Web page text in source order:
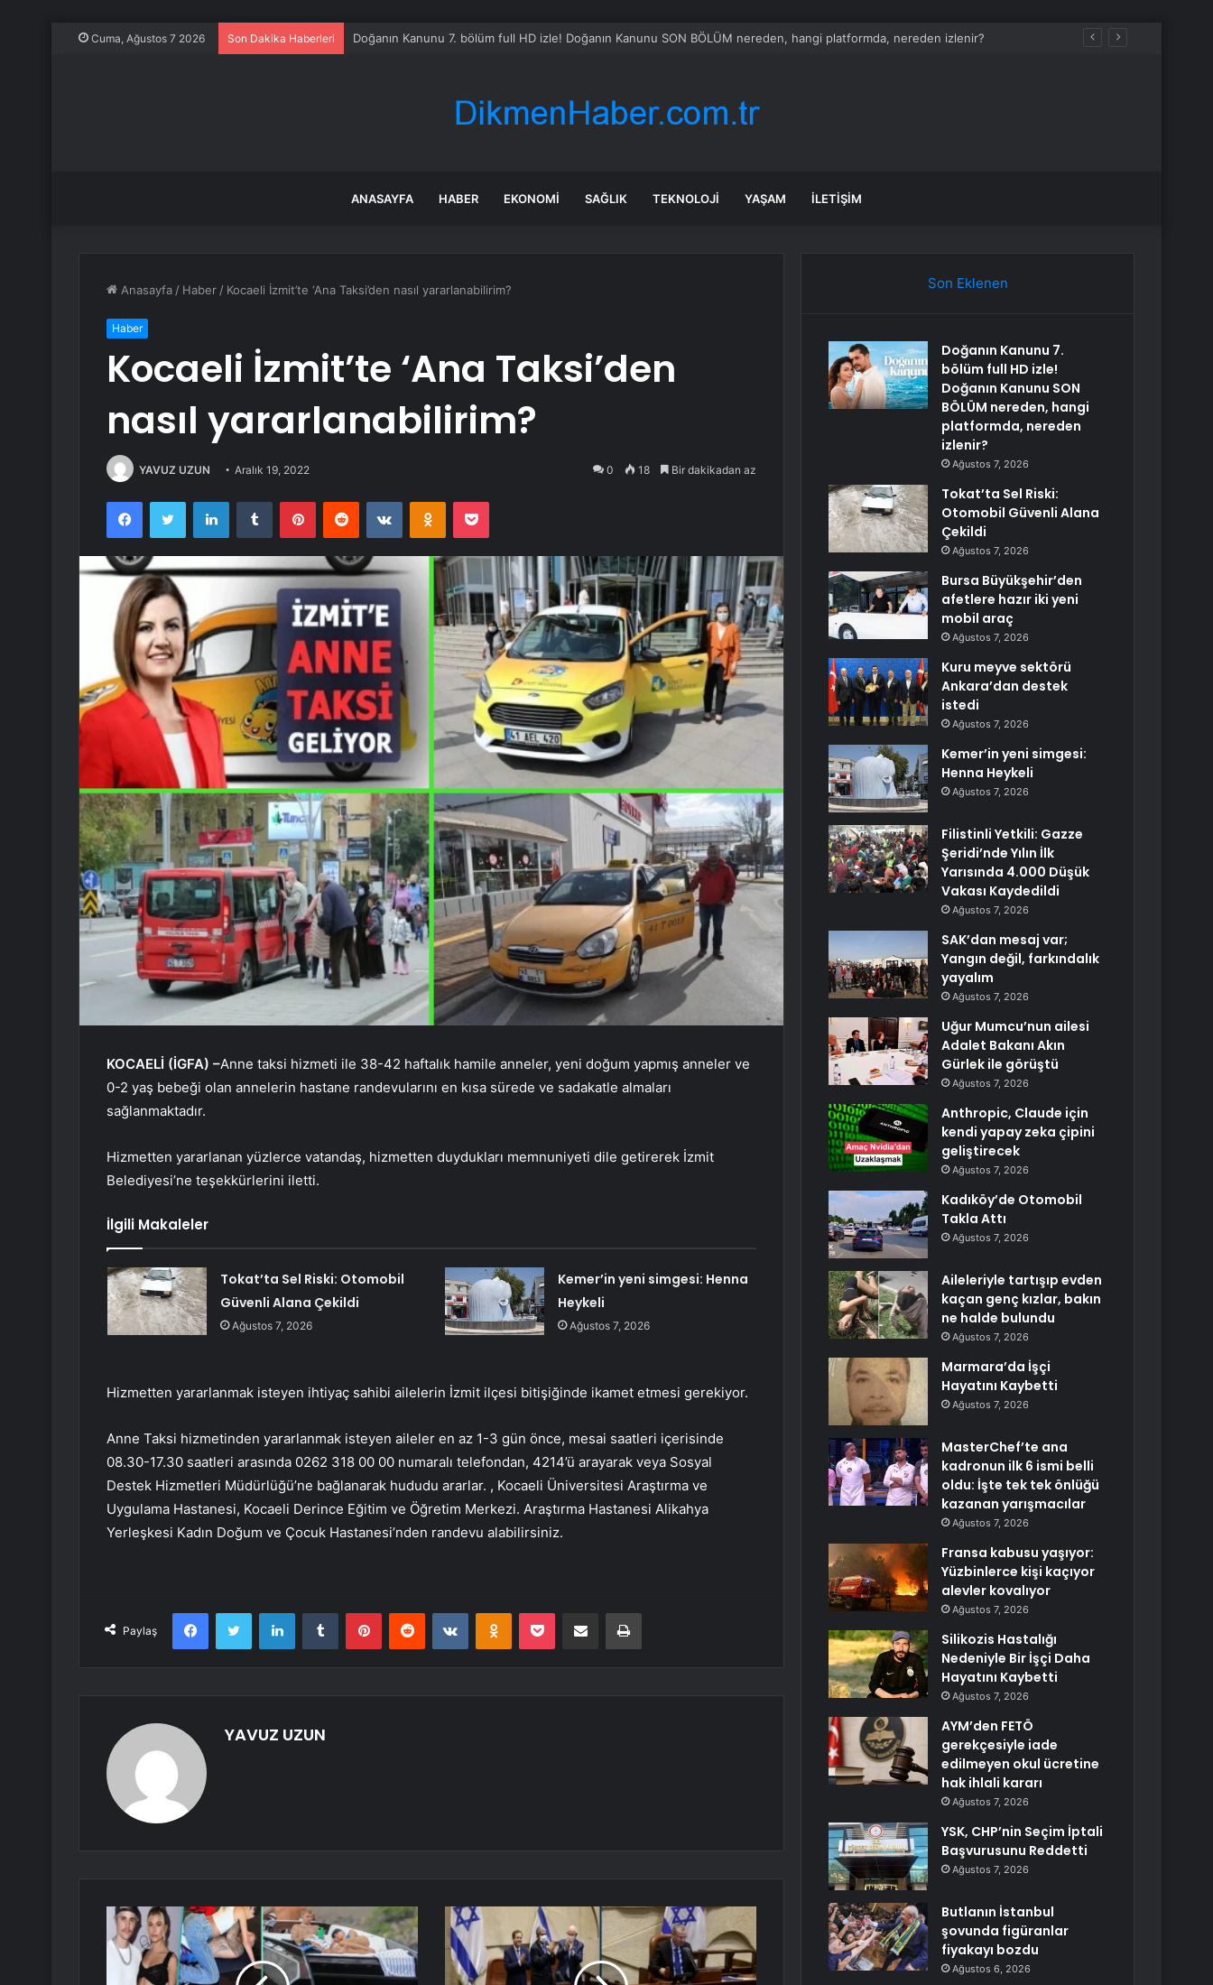
Cuma, Ağustos 7 2026 Son Dakika Haberleri Doğanın Kanunu 7. bölüm full HD izle! Doğanın Kanunu SON BÖLÜM nereden, hangi platformda, nereden izlenir?
ANASAYFA HABER EKONOMI SAĞLIK TEKNOLOJI YAŞAM İLETIŞIM
Anasayfa / Haber / Kocaeli İzmit’te ‘Ana Taksi’den nasıl yararlanabilirim?
Haber
Kocaeli İzmit’te ‘Ana Taksi’den
nasıl yararlanabilirim?
YAVUZ UZUN Aralık 19, 2022 0 18 Bir dakikadan az
FacebookTwitter LinkedInTumblr PinterestReddit VKontakteOdnoklassniki
Pocket
KOCAELİ (İGFA) –Anne taksi hizmeti ile 38-42 haftalık hamile anneler, yeni doğum yapmış anneler ve
0-2 yaş bebeği olan annelerin hastane randevularını en kısa sürede ve sadakatle almaları
sağlanmaktadır.
Hizmetten yararlanan yüzlerce vatandaş, hizmetten duydukları memnuniyeti dile getirerek İzmit
Belediyesi’ne teşekkürlerini iletti.
İlgili Makaleler
Tokat’ta Sel Riski: Otomobil
Güvenli Alana Çekildi
Ağustos 7, 2026
Kemer’in yeni simgesi: Henna
Heykeli
Ağustos 7, 2026
Hizmetten yararlanmak isteyen ihtiyaç sahibi ailelerin İzmit ilçesi bitişiğinde ikamet etmesi gerekiyor.
Anne Taksi hizmetinden yararlanmak isteyen aileler en az 1-3 gün önce, mesai saatleri içerisinde
08.30-17.30 saatleri arasında 0262 318 00 00 numaralı telefondan, 4214’ü arayarak veya Sosyal
Destek Hizmetleri Müdürlüğü’ne bağlanarak hududu ararlar. , Kocaeli Üniversitesi Araştırma ve
Uygulama Hastanesi, Kocaeli Derince Eğitim ve Öğretim Merkezi. Araştırma Hastanesi Alikahya
Yerleşkesi Kadın Doğum ve Çocuk Hastanesi’nden randevu alabilirsiniz.
Paylaş
FacebookTwitter LinkedInTumblr PinterestReddit VKontakteOdnoklassniki
Pocket E-Posta ile paylaş Yazdır
YAVUZ UZUN
Son Eklenen
Doğanın Kanunu 7.
bölüm full HD izle!
Doğanın Kanunu SON
BÖLÜM nereden, hangi
platformda, nereden
izlenir?
Ağustos 7, 2026
Tokat’ta Sel Riski:
Otomobil Güvenli Alana
Çekildi
Ağustos 7, 2026
Bursa Büyükşehir’den
afetlere hazır iki yeni
mobil araç
Ağustos 7, 2026
Kuru meyve sektörü
Ankara’dan destek
istedi
Ağustos 7, 2026
Kemer’in yeni simgesi:
Henna Heykeli
Ağustos 7, 2026
Filistinli Yetkili: Gazze
Şeridi’nde Yılın İlk
Yarısında 4.000 Düşük
Vakası Kaydedildi
Ağustos 7, 2026
SAK’dan mesaj var;
Yangın değil, farkındalık
yayalım
Ağustos 7, 2026
Uğur Mumcu’nun ailesi
Adalet Bakanı Akın
Gürlek ile görüştü
Ağustos 7, 2026
Anthropic, Claude için
kendi yapay zeka çipini
geliştirecek
Ağustos 7, 2026
Kadıköy’de Otomobil
Takla Attı
Ağustos 7, 2026
Aileleriyle tartışıp evden
kaçan genç kızlar, bakın
ne halde bulundu
Ağustos 7, 2026
Marmara’da İşçi
Hayatını Kaybetti
Ağustos 7, 2026
MasterChef’te ana
kadronun ilk 6 ismi belli
oldu: İşte tek tek önlüğü
kazanan yarışmacılar
Ağustos 7, 2026
Fransa kabusu yaşıyor:
Yüzbinlerce kişi kaçıyor
alevler kovalıyor
Ağustos 7, 2026
Silikozis Hastalığı
Nedeniyle Bir İşçi Daha
Hayatını Kaybetti
Ağustos 7, 2026
AYM’den FETÖ
gerekçesiyle iade
edilmeyen okul ücretine
hak ihlali kararı
Ağustos 7, 2026
YSK, CHP’nin Seçim İptali
Başvurusunu Reddetti
Ağustos 7, 2026
Butlanın İstanbul
şovunda figüranlar
fiyakayı bozdu
Ağustos 6, 2026